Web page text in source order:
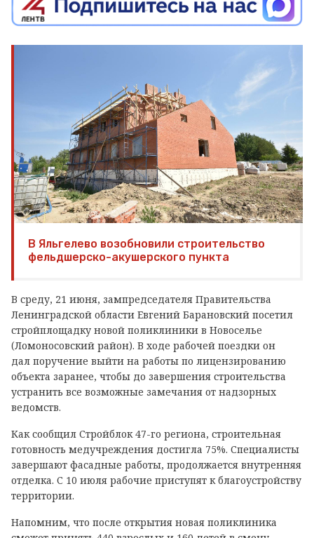
В Яльгелево возобновили строительство
фельдшерско-акушерского пункта
В среду, 21 июня, зампредседателя Правительства
Ленинградской области Евгений Барановский посетил
стройплощадку новой поликлиники в Новоселье
(Ломоносовский район). В ходе рабочей поездки он
дал поручение выйти на работы по лицензированию
объекта заранее, чтобы до завершения строительства
устранить все возможные замечания от надзорных
ведомств.
Как сообщил Стройблок 47-го региона, строительная
готовность медучреждения достигла 75%. Специалисты
завершают фасадные работы, продолжается внутренняя
отделка. С 10 июля рабочие приступят к благоустройству
территории.
Напомним, что после открытия новая поликлиника